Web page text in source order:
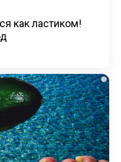
как ластиком!
i